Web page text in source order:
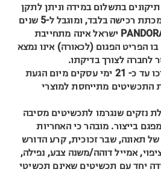
בתשלום במידה וניתן לתקן
את התכשיט, בהצגת אסמכתת רכישה בלבד, ומוגבל ל-5 שנים
ממועד הרכישה. בנוסף PANDORA ישראל אינה מתחייבת
הפריט הפגום (לכאורה) אינו נמצא
לחברה לצורך בדיקתו.
בדיקת/תיקון המוצר יארכו עד כ- 21 ימי עסקים מיום הגעת
התכשיטים מתייחסת למוצרי
נזקים שנגרמו לתכשיטים מסיבה
בייצור. מובהר כי האחריות
תאונה, שבר זכוכית, קרע הדורש
אמייל דוהה/משנה צבע, נפילה,
יחד עם תכשיטים שאינם תכשיטי